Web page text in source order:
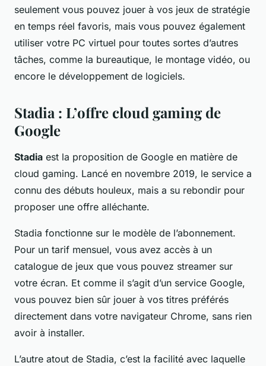
seulement vous pouvez jouer à vos jeux de stratégie
en temps réel favoris, mais vous pouvez également
utiliser votre PC virtuel pour toutes sortes d’autres
tâches, comme la bureautique, le montage vidéo, ou
encore le développement de logiciels.
Stadia : L’offre cloud gaming de
Google
Stadia est la proposition de Google en matière de
cloud gaming. Lancé en novembre 2019, le service a
connu des débuts houleux, mais a su rebondir pour
proposer une offre alléchante.
Stadia fonctionne sur le modèle de l’abonnement.
Pour un tarif mensuel, vous avez accès à un
catalogue de jeux que vous pouvez streamer sur
votre écran. Et comme il s’agit d’un service Google,
vous pouvez bien sûr jouer à vos titres préférés
directement dans votre navigateur Chrome, sans rien
avoir à installer.
L’autre atout de Stadia, c’est la facilité avec laquelle